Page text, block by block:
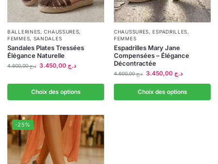
BALLERINES,CHAUSSURES,
FEMMES, SANDALES
Sandales Plates Tressées
Élégance Naturelle
د.ج4.600,00 د.ج
Choix des options
CHAUSSURES,ESPADRILLES,
FEMMES
Espadrilles Mary Jane
Compensées – Élégance
Décontractée
د.ج4.600,00 د.ج
Choix des options
-25%